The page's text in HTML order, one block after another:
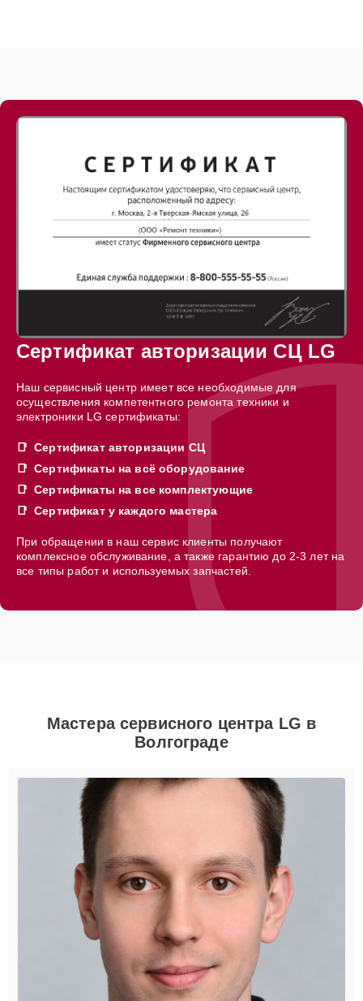
Сертификат авторизации СЦ LG
Наш сервисный центр имеет все необходимые для
осуществления компетентного ремонта техники и
электроники LG сертификаты:
Сертификат авторизации СЦ
Сертификаты на всё оборудование
Сертификаты на все комплектующие
Сертификат у каждого мастера
При обращении в наш сервис клиенты получают
комплексное обслуживание, а также гарантию до 2-3 лет на
все типы работ и используемых запчастей.
Мастера сервисного центра LG в
Волгограде